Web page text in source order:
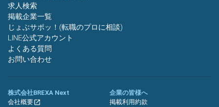
求人検索
掲載企業一覧
じょぶサポッ！(転職のプロに相談)
LINE公式アカウント
よくある質問
お問い合わせ
株式会社BREXA Next
会社概要
企業の皆様へ
掲載利用約款